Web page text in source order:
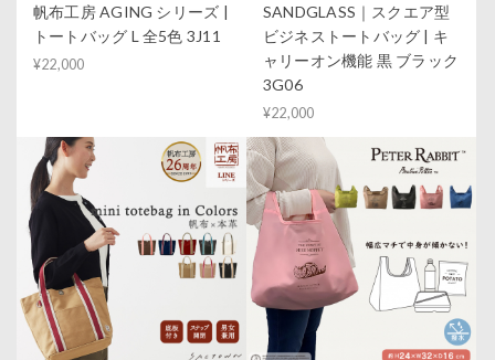
帆布工房 AGING シリーズ |
トートバッグ L 全5色 3J11
¥22,000
SANDGLASS｜スクエア型
ビジネストートバッグ | キ
ャリーオン機能 黒 ブラック
3G06
¥22,000